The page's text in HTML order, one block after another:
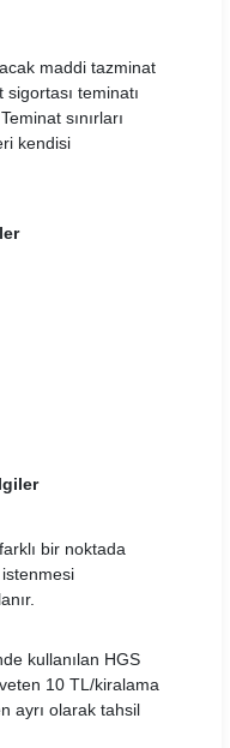
maddi tazminat
teminatı
sınırları
kendisi
bir noktada
kullanılan HGS
10 TL/kiralama
ayrı olarak tahsil